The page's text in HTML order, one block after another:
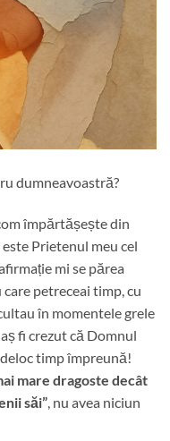
dumneavoastră?
împărtășește din
Prietenul meu cel
mi se părea
petreceai timp, cu
în momentele grele
fi crezut că Domnul
timp împreună!
mare dragoste decât
săi” , nu avea niciun